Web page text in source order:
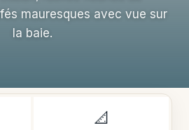
mauresques avec vue sur
la baie.
📐